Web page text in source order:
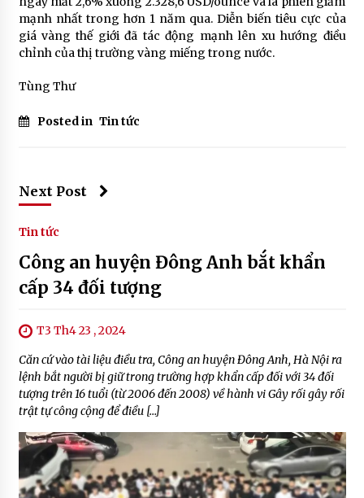
mạnh nhất trong hơn 1 năm qua. Diễn biến tiêu cực của
giá vàng thế giới đã tác động mạnh lên xu hướng điều
chỉnh của thị trường vàng miếng trong nước.
Tùng Thư
Posted in Tin tức
Next Post
Tin tức
Công an huyện Đông Anh bắt khẩn
cấp 34 đối tượng
T3 Th4 23 , 2024
Căn cứ vào tài liệu điều tra, Công an huyện Đông Anh, Hà Nội ra
lệnh bắt người bị giữ trong trường hợp khẩn cấp đối với 34 đối
tượng trên 16 tuổi (từ 2006 đến 2008) về hành vi Gây rối gây rối
trật tự công cộng để điều […]